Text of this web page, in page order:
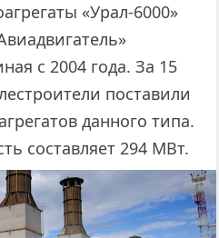
«Урал-6000»
с 2004 года. За 15
поставили
данного типа.
составляет 294 МВт.